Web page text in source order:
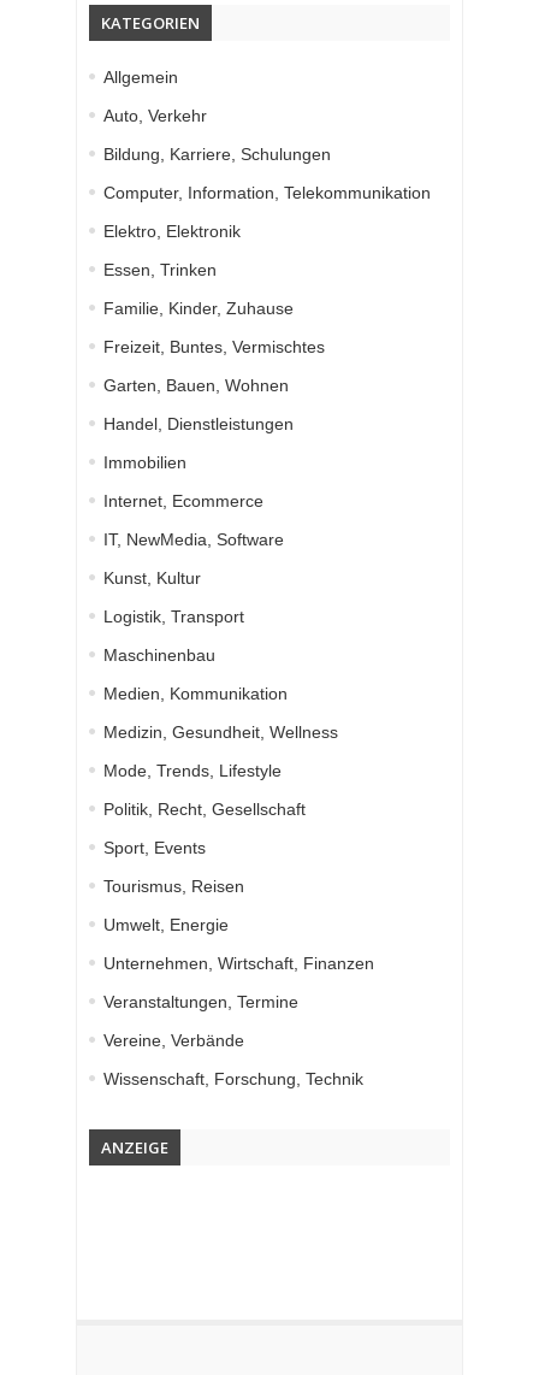
KATEGORIEN
Allgemein
Auto, Verkehr
Bildung, Karriere, Schulungen
Computer, Information, Telekommunikation
Elektro, Elektronik
Essen, Trinken
Familie, Kinder, Zuhause
Freizeit, Buntes, Vermischtes
Garten, Bauen, Wohnen
Handel, Dienstleistungen
Immobilien
Internet, Ecommerce
IT, NewMedia, Software
Kunst, Kultur
Logistik, Transport
Maschinenbau
Medien, Kommunikation
Medizin, Gesundheit, Wellness
Mode, Trends, Lifestyle
Politik, Recht, Gesellschaft
Sport, Events
Tourismus, Reisen
Umwelt, Energie
Unternehmen, Wirtschaft, Finanzen
Veranstaltungen, Termine
Vereine, Verbände
Wissenschaft, Forschung, Technik
ANZEIGE